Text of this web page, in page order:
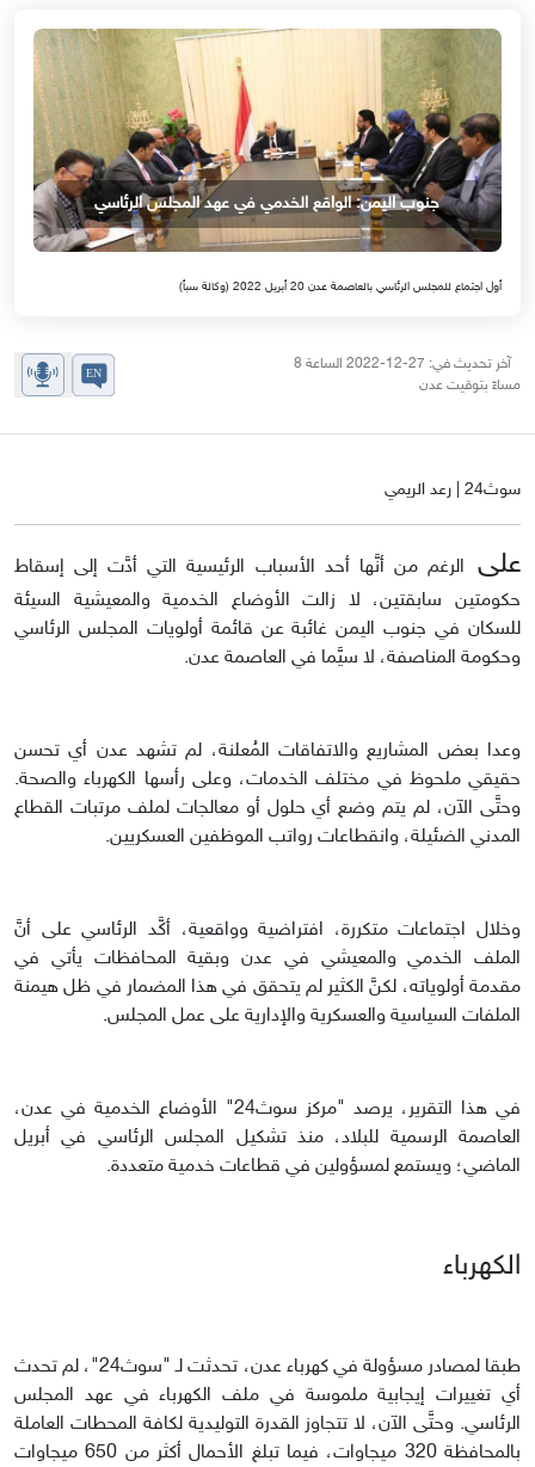
جنوب اليمن: الواقع الخدمي في عهد المجلس الرئاسي
أول اجتماع للمجلس الرئاسي بالعاصمة عدن 20 أبريل 2022 (وكالة سبأ)
آخر تحديث في: 27-12-2022 الساعة 8
مساءً بتوقيت عدن
سوث24 | رعد الريمي
على
الرغم من أنَّها أحد الأسباب الرئيسية التي أدَّت إلى إسقاط
حكومتين سابقتين، لا زالت الأوضاع الخدمية والمعيشية السيئة
للسكان في جنوب اليمن غائبة عن قائمة أولويات المجلس الرئاسي
وحكومة المناصفة، لا سيَّما في العاصمة عدن.
وعدا بعض المشاريع والاتفاقات المُعلنة، لم تشهد عدن أي تحسن
حقيقي ملحوظ في مختلف الخدمات، وعلى رأسها الكهرباء والصحة.
وحتَّى الآن، لم يتم وضع أي حلول أو معالجات لملف مرتبات القطاع
المدني الضئيلة، وانقطاعات رواتب الموظفين العسكريين.
وخلال اجتماعات متكررة، افتراضية وواقعية، أكَّد الرئاسي على أنَّ
الملف الخدمي والمعيشي في عدن وبقية المحافظات يأتي في
مقدمة أولوياته، لكنَّ الكثير لم يتحقق في هذا المضمار في ظل هيمنة
الملفات السياسية والعسكرية والإدارية على عمل المجلس.
في هذا التقرير، يرصد "مركز سوث24" الأوضاع الخدمية في عدن،
العاصمة الرسمية للبلاد، منذ تشكيل المجلس الرئاسي في أبريل
الماضي؛ ويستمع لمسؤولين في قطاعات خدمية متعددة.
الكهرباء
طبقا لمصادر مسؤولة في كهرباء عدن، تحدثت لـ "سوث24"، لم تحدث
أي تغييرات إيجابية ملموسة في ملف الكهرباء في عهد المجلس
الرئاسي. وحتَّى الآن، لا تتجاوز القدرة التوليدية لكافة المحطات العاملة
بالمحافظة 320 ميجاوات، فيما تبلغ الأحمال أكثر من 650 ميجاوات